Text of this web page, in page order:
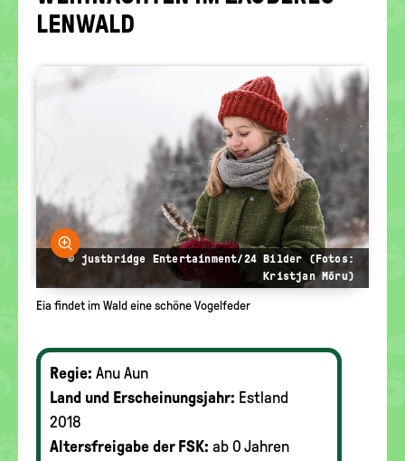
LEN­WALD
Bild vergrößern
© justbridge Entertainment/24 Bilder (Fotos:
Kristjan Mõru)
Eia findet im Wald eine schöne Vogelfeder
Regie: Anu Aun
Land und Erscheinungsjahr: Estland
2018
Altersfreigabe der FSK: ab 0 Jahren